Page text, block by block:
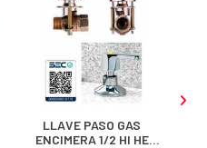
LLAVE PASO GAS
ENCIMERA 1/2 HI HE